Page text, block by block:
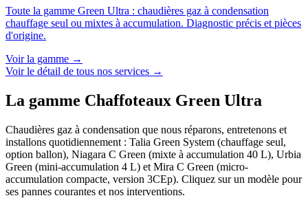
Toute la gamme Green Ultra : chaudières gaz à condensation
chauffage seul ou mixtes à accumulation. Diagnostic précis et pièces
d'origine.
Voir la gamme →
Voir le détail de tous nos services →
La gamme Chaffoteaux Green Ultra
Chaudières gaz à condensation que nous réparons, entretenons et
installons quotidiennement : Talia Green System (chauffage seul,
option ballon), Niagara C Green (mixte à accumulation 40 L), Urbia
Green (mini-accumulation 4 L) et Mira C Green (micro-
accumulation compacte, version 3CEp). Cliquez sur un modèle pour
ses pannes courantes et nos interventions.